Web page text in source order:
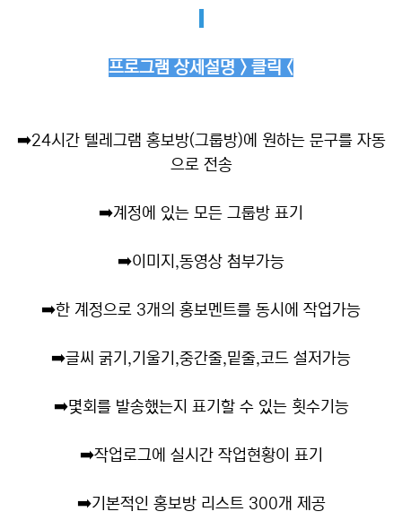
프로그램 상세설명 > 클릭 <
➡️24시간 텔레그램 홍보방(그룹방)에 원하는 문구를 자동
으로 전송
➡️계정에 있는 모든 그룹방 표기
➡️이미지,동영상 첨부가능
➡️한 계정으로 3개의 홍보멘트를 동시에 작업가능
➡️글씨 굵기,기울기,중간줄,밑줄,코드 설저가능
➡️몇회를 발송했는지 표기할 수 있는 횟수기능
➡️작업로그에 실시간 작업현황이 표기
➡️기본적인 홍보방 리스트 300개 제공